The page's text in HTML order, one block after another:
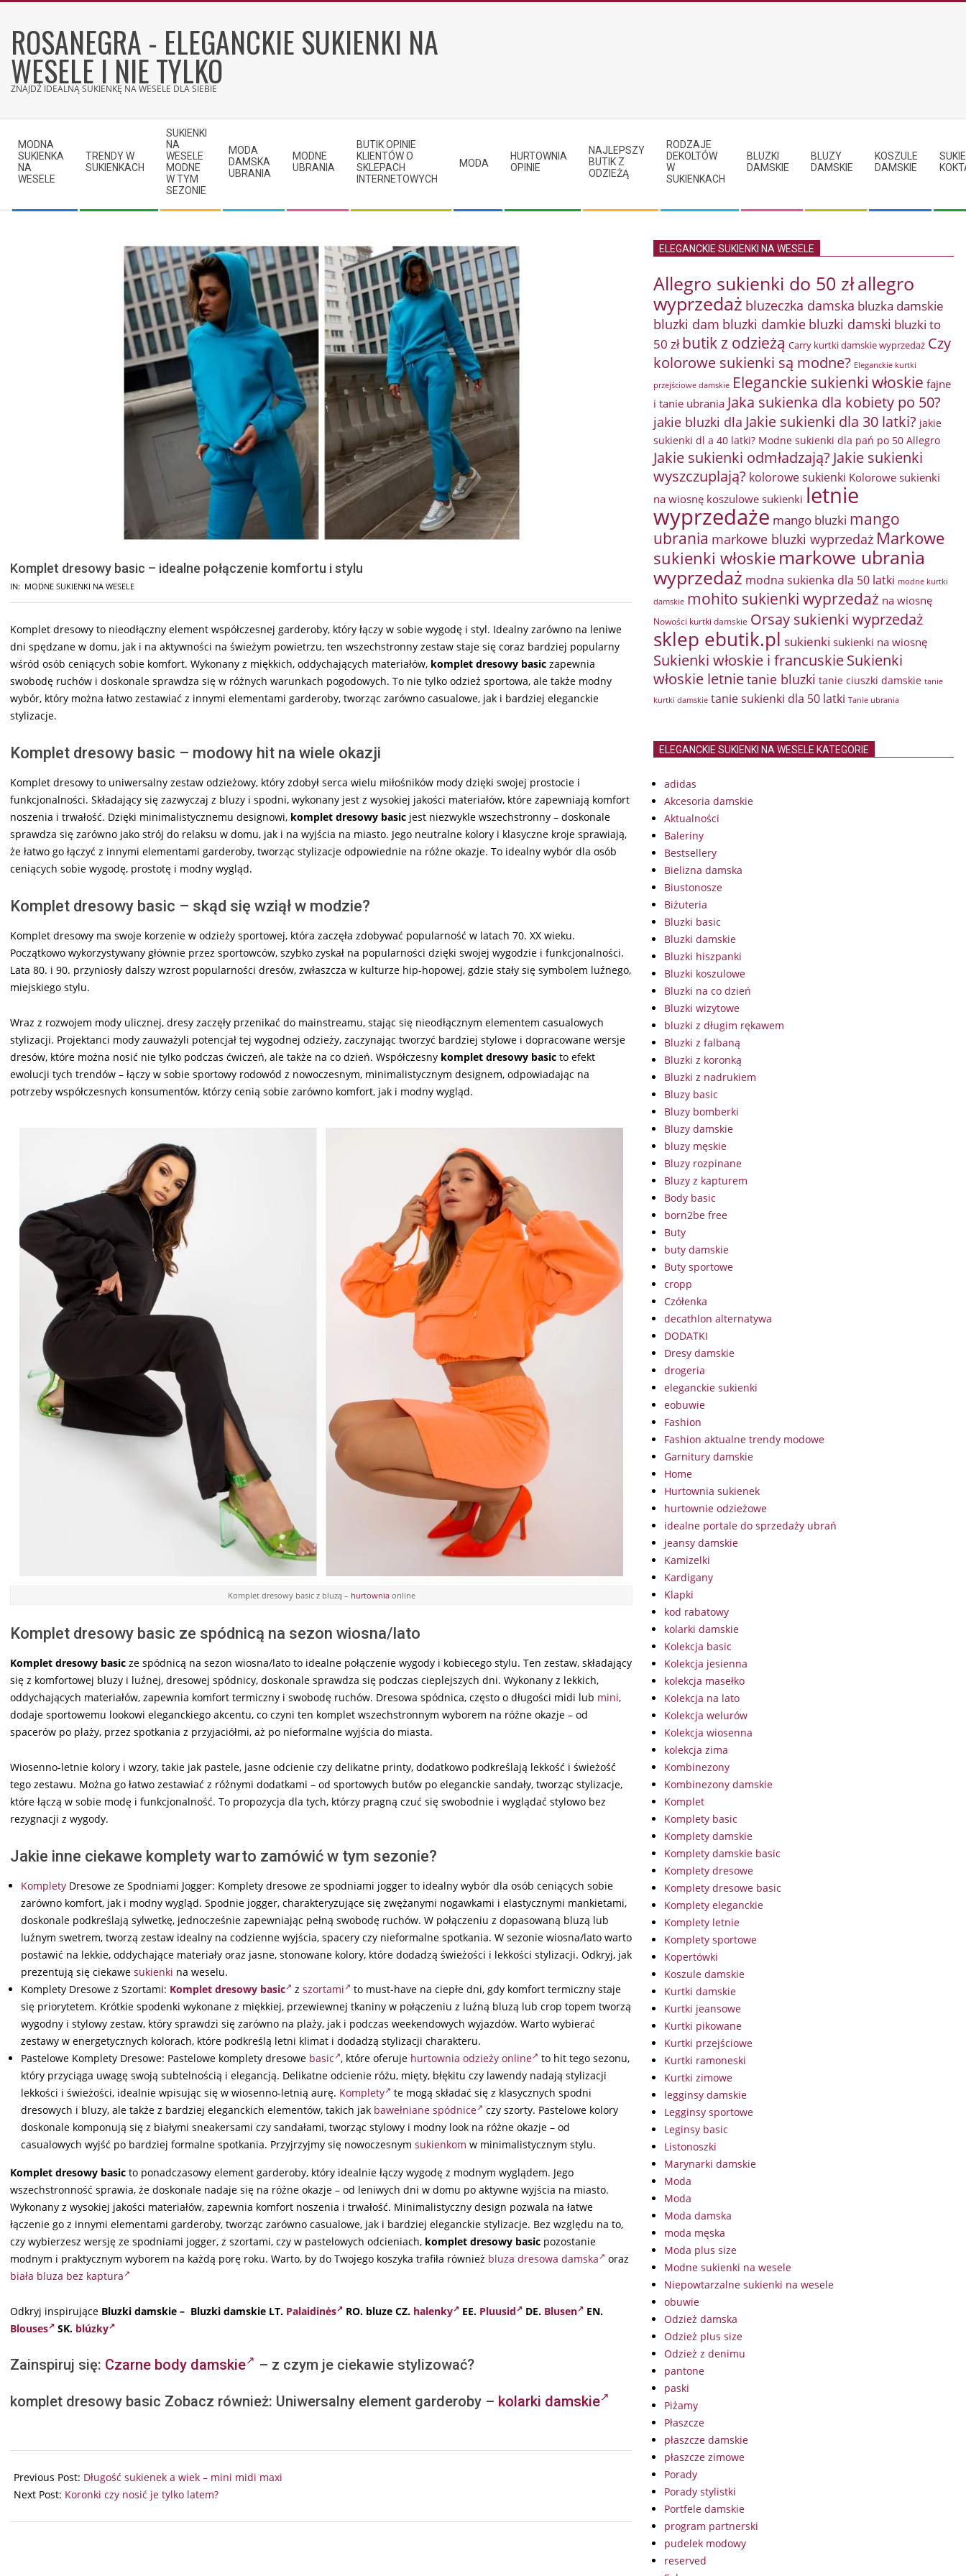
contentROSANEGRA - ELEGANCKIE SUKIENKI NA
WESELE I NIE TYLKO
ZNAJDŹ IDEALNĄ SUKIENKĘ NA WESELE DLA SIEBIE
Navigation
Menu
MODNA
SUKIENKA
NA
WESELE
TRENDY W
SUKIENKACH
SUKIENKI
NA
WESELE
MODNE
W TYM
SEZONIE
MODA
DAMSKA
UBRANIA
MODNE
UBRANIA
BUTIK OPINIE
KLIENTÓW O
SKLEPACH
INTERNETOWYCH
MODA
HURTOWNIA
OPINIE
NAJLEPSZY
BUTIK Z
ODZIEŻĄ
RODZAJE
DEKOLTÓW
W
SUKIENKACH
BLUZKI
DAMSKIE
BLUZY
DAMSKIE
KOSZULE
DAMSKIE
Komplet dresowy basic – idealne połączenie komfortu i stylu
IN: MODNE SUKIENKI NA WESELE
Komplet dresowy to nieodłączny element współczesnej garderoby, który łączy w sobie wygodę i styl. Idealny zarówno na leniwe
dni spędzane w domu, jak i na aktywności na świeżym powietrzu, ten wszechstronny zestaw staje się coraz bardziej popularny
wśród osób ceniących sobie komfort. Wykonany z miękkich, oddychających materiałów, komplet dresowy basic zapewnia
swobodę ruchów i doskonale sprawdza się w różnych warunkach pogodowych. To nie tylko odzież sportowa, ale także modny
wybór, który można łatwo zestawiać z innymi elementami garderoby, tworząc zarówno casualowe, jak i bardziej eleganckie
stylizacje.
Komplet dresowy basic – modowy hit na wiele okazji
Komplet dresowy to uniwersalny zestaw odzieżowy, który zdobył serca wielu miłośników mody dzięki swojej prostocie i
funkcjonalności. Składający się zazwyczaj z bluzy i spodni, wykonany jest z wysokiej jakości materiałów, które zapewniają komfort
noszenia i trwałość. Dzięki minimalistycznemu designowi, komplet dresowy basic jest niezwykle wszechstronny – doskonale
sprawdza się zarówno jako strój do relaksu w domu, jak i na wyjścia na miasto. Jego neutralne kolory i klasyczne kroje sprawiają,
że łatwo go łączyć z innymi elementami garderoby, tworząc stylizacje odpowiednie na różne okazje. To idealny wybór dla osób
ceniących sobie wygodę, prostotę i modny wygląd.
Komplet dresowy basic – skąd się wziął w modzie?
Komplet dresowy ma swoje korzenie w odzieży sportowej, która zaczęła zdobywać popularność w latach 70. XX wieku.
Początkowo wykorzystywany głównie przez sportowców, szybko zyskał na popularności dzięki swojej wygodzie i funkcjonalności.
Lata 80. i 90. przyniosły dalszy wzrost popularności dresów, zwłaszcza w kulturze hip-hopowej, gdzie stały się symbolem luźnego,
miejskiego stylu.
Wraz z rozwojem mody ulicznej, dresy zaczęły przenikać do mainstreamu, stając się nieodłącznym elementem casualowych
stylizacji. Projektanci mody zauważyli potencjał tej wygodnej odzieży, zaczynając tworzyć bardziej stylowe i dopracowane wersje
dresów, które można nosić nie tylko podczas ćwiczeń, ale także na co dzień. Współczesny komplet dresowy basic to efekt
ewolucji tych trendów – łączy w sobie sportowy rodowód z nowoczesnym, minimalistycznym designem, odpowiadając na
potrzeby współczesnych konsumentów, którzy cenią sobie zarówno komfort, jak i modny wygląd.
Komplet dresowy basic z bluzą – hurtowniaonline
Komplet dresowy basic ze spódnicą na sezon wiosna/lato
Komplet dresowy basic ze spódnicą na sezon wiosna/lato to idealne połączenie wygody i kobiecego stylu. Ten zestaw, składający
się z komfortowej bluzy i luźnej, dresowej spódnicy, doskonale sprawdza się podczas cieplejszych dni. Wykonany z lekkich,
oddychających materiałów, zapewnia komfort termiczny i swobodę ruchów. Dresowa spódnica, często o długości midi lub mini,
dodaje sportowemu lookowi eleganckiego akcentu, co czyni ten komplet wszechstronnym wyborem na różne okazje – od
spacerów po plaży, przez spotkania z przyjaciółmi, aż po nieformalne wyjścia do miasta.
Wiosenno-letnie kolory i wzory, takie jak pastele, jasne odcienie czy delikatne printy, dodatkowo podkreślają lekkość i świeżość
tego zestawu. Można go łatwo zestawiać z różnymi dodatkami – od sportowych butów po eleganckie sandały, tworząc stylizacje,
które łączą w sobie modę i funkcjonalność. To propozycja dla tych, którzy pragną czuć się swobodnie i wyglądać stylowo bez
rezygnacji z wygody.
Jakie inne ciekawe komplety warto zamówić w tym sezonie?
Komplety Dresowe ze Spodniami Jogger: Komplety dresowe ze spodniami jogger to idealny wybór dla osób ceniących sobie
zarówno komfort, jak i modny wygląd. Spodnie jogger, charakteryzujące się zwężanymi nogawkami i elastycznymi mankietami,
doskonale podkreślają sylwetkę, jednocześnie zapewniając pełną swobodę ruchów. W połączeniu z dopasowaną bluzą lub
luźnym swetrem, tworzą zestaw idealny na codzienne wyjścia, spacery czy nieformalne spotkania. W sezonie wiosna/lato warto
postawić na lekkie, oddychające materiały oraz jasne, stonowane kolory, które dodadzą świeżości i lekkości stylizacji. Odkryj, jak
prezentują się ciekawe sukienki na weselu.
Komplety Dresowe z Szortami: Komplet dresowy basic z szortami
to must-have na ciepłe dni, gdy komfort termiczny staje
się priorytetem. Krótkie spodenki wykonane z miękkiej, przewiewnej tkaniny w połączeniu z luźną bluzą lub crop topem tworzą
wygodny i stylowy zestaw, który sprawdzi się zarówno na plaży, jak i podczas weekendowych wyjazdów. Warto wybierać
zestawy w energetycznych kolorach, które podkreślą letni klimat i dodadzą stylizacji charakteru.
Pastelowe Komplety Dresowe: Pastelowe komplety dresowe basic , które oferuje hurtownia odzieży online
to hit tego sezonu,
który przyciąga uwagę swoją subtelnością i elegancją. Delikatne odcienie różu, mięty, błękitu czy lawendy nadają stylizacji
lekkości i świeżości, idealnie wpisując się w wiosenno-letnią aurę. Komplety
te mogą składać się z klasycznych spodni
dresowych i bluzy, ale także z bardziej eleganckich elementów, takich jak bawełniane spódnice
czy szorty. Pastelowe kolory
doskonale komponują się z białymi sneakersami czy sandałami, tworząc stylowy i modny look na różne okazje – od
casualowych wyjść po bardziej formalne spotkania. Przyjrzyjmy się nowoczesnym sukienkom w minimalistycznym stylu.
Komplet dresowy basic to ponadczasowy element garderoby, który idealnie łączy wygodę z modnym wyglądem. Jego
wszechstronność sprawia, że doskonale nadaje się na różne okazje – od leniwych dni w domu po aktywne wyjścia na miasto.
Wykonany z wysokiej jakości materiałów, zapewnia komfort noszenia i trwałość. Minimalistyczny design pozwala na łatwe
łączenie go z innymi elementami garderoby, tworząc zarówno casualowe, jak i bardziej eleganckie stylizacje. Bez względu na to,
czy wybierzesz wersję ze spodniami jogger, z szortami, czy w pastelowych odcieniach, komplet dresowy basic pozostanie
modnym i praktycznym wyborem na każdą porę roku. Warto, by do Twojego koszyka trafiła również bluza dresowa damska
oraz
biała bluza bez kaptura
Odkryj inspirujące Bluzki damskie – Bluzki damskie LT. Palaidinės RO. bluze CZ. halenky EE. Pluusid DE. Blusen
EN.
Blouses
SK. blúzky
Zainspiruj się: Czarne body damskie – z czym je ciekawie stylizować?
komplet dresowy basic Zobacz również: Uniwersalny element garderoby – kolarki damskie
05-
20
Previous Post: Długość sukienek a wiek – mini midi maxi
Next Post: Koronki czy nosić je tylko latem?
ELEGANCKIE SUKIENKI NA WESELE
Allegro sukienki do 50 złallegro
wyprzedaż bluzeczka damska bluzka damskie
bluzki dam bluzki damkie bluzki damski bluzki to
50 zł butik z odzieżą Carry kurtki damskie wyprzedaż Czy
kolorowe sukienki są modne? Eleganckie kurtki
przejściowe damskie Eleganckie sukienki włoskie fajne
i tanie ubrania Jaka sukienka dla kobiety po 50?
jakie bluzki dla Jakie sukienki dla 30 latki? jakie
sukienki dl a 40 latki? Modne sukienki dla pań po 50 Allegro
Jakie sukienki odmładzają? Jakie sukienki
wyszczuplają? kolorowe sukienki Kolorowe sukienki
na wiosnę koszulowe sukienki letnie
wyprzedaże mango bluzki mango
ubrania markowe bluzki wyprzedaż Markowe
sukienki włoskie markowe ubrania
wyprzedaż modna sukienka dla 50 latki modne kurtki
damskie mohito sukienki wyprzedaż na wiosnę
Nowości kurtki damskie Orsay sukienki wyprzedaż
sklep ebutik.pl sukienki sukienki na wiosnę
Sukienki włoskie i francuskieSukienki
włoskie letnietanie bluzki tanie ciuszki damskie tanie
kurtki damskie tanie sukienki dla 50 latki Tanie ubrania
ELEGANCKIE SUKIENKI NA WESELE KATEGORIE
adidas
Akcesoria damskie
Aktualności
Baleriny
Bestsellery
Bielizna damska
Biustonosze
Biżuteria
Bluzki basic
Bluzki damskie
Bluzki hiszpanki
Bluzki koszulowe
Bluzki na co dzień
Bluzki wizytowe
bluzki z długim rękawem
Bluzki z falbaną
Bluzki z koronką
Bluzki z nadrukiem
Bluzy basic
Bluzy bomberki
Bluzy damskie
bluzy męskie
Bluzy rozpinane
Bluzy z kapturem
Body basic
born2be free
Buty
buty damskie
Buty sportowe
cropp
Czółenka
decathlon alternatywa
DODATKI
Dresy damskie
drogeria
eleganckie sukienki
eobuwie
Fashion
Fashion aktualne trendy modowe
Garnitury damskie
Home
Hurtownia sukienek
hurtownie odzieżowe
idealne portale do sprzedaży ubrań
jeansy damskie
Kamizelki
Kardigany
Klapki
kod rabatowy
kolarki damskie
Kolekcja basic
Kolekcja jesienna
kolekcja masełko
Kolekcja na lato
Kolekcja welurów
Kolekcja wiosenna
kolekcja zima
Kombinezony
Kombinezony damskie
Komplet
Komplety basic
Komplety damskie
Komplety damskie basic
Komplety dresowe
Komplety dresowe basic
Komplety eleganckie
Komplety letnie
Komplety sportowe
Kopertówki
Koszule damskie
Kurtki damskie
Kurtki jeansowe
Kurtki pikowane
Kurtki przejściowe
Kurtki ramoneski
Kurtki zimowe
legginsy damskie
Legginsy sportowe
Leginsy basic
Listonoszki
Marynarki damskie
Moda
Moda
Moda damska
moda męska
Moda plus size
Modne sukienki na wesele
Niepowtarzalne sukienki na wesele
obuwie
Odzież damska
Odzież plus size
Odzież z denimu
pantone
paski
Piżamy
Płaszcze
płaszcze damskie
płaszcze zimowe
Porady
Porady stylistki
Portfele damskie
program partnerski
pudelek modowy
reserved